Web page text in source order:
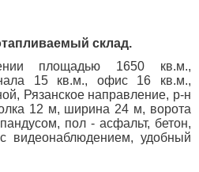
склад.
площадью 1650 кв.м.,
15 кв.м., офис 16 кв.м.,
Рязанское направление, р-н
12 м, ширина 24 м, ворота
пол - асфальт, бетон,
с видеонаблюдением, удобный